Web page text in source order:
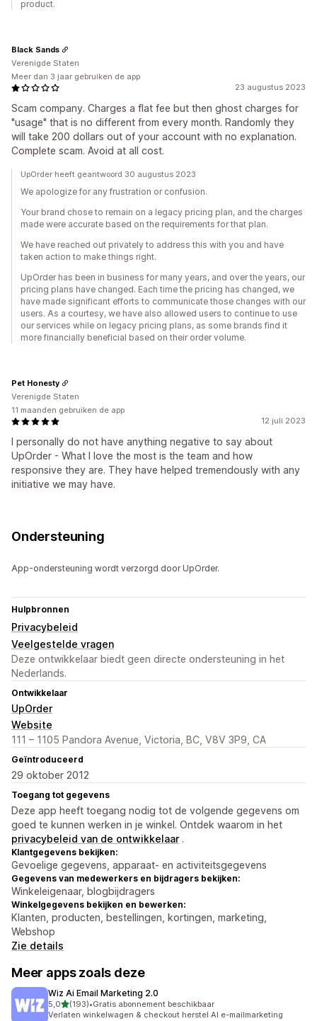
product.
23 augustus 2023
Scam company. Charges a flat fee but then ghost charges for
"usage" that is no different from every month. Randomly they
will take 200 dollars out of your account with no explanation.
Complete scam. Avoid at all cost.
Black Sands
Verenigde Staten
Meer dan 3 jaar gebruiken de app
UpOrder heeft geantwoord 30 augustus 2023
We apologize for any frustration or confusion.
Your brand chose to remain on a legacy pricing plan, and the charges
made were accurate based on the requirements for that plan.
We have reached out privately to address this with you and have
taken action to make things right.
UpOrder has been in business for many years, and over the years, our
pricing plans have changed. Each time the pricing has changed, we
have made significant efforts to communicate those changes with our
users. As a courtesy, we have also allowed users to continue to use
our services while on legacy pricing plans, as some brands find it
more financially beneficial based on their order volume.
12 juli 2023
I personally do not have anything negative to say about
UpOrder - What I love the most is the team and how
responsive they are. They have helped tremendously with any
initiative we may have.
Pet Honesty
Verenigde Staten
11 maanden gebruiken de app
Ondersteuning
App-ondersteuning wordt verzorgd door UpOrder.
Hulpbronnen
Privacybeleid
Veelgestelde vragen
Deze ontwikkelaar biedt geen directe ondersteuning in het
Nederlands.
Ontwikkelaar
UpOrder
Website
111 – 1105 Pandora Avenue, Victoria, BC, V8V 3P9, CA
Geïntroduceerd
29 oktober 2012
Toegang tot gegevens
Deze app heeft toegang nodig tot de volgende gegevens om
goed te kunnen werken in je winkel. Ontdek waarom in het
privacybeleid van de ontwikkelaar .
Klantgegevens bekijken:
Gevoelige gegevens, apparaat- en activiteitsgegevens
Gegevens van medewerkers en bijdragers bekijken:
Winkeleigenaar, blogbijdragers
Winkelgegevens bekijken en bewerken:
Klanten, producten, bestellingen, kortingen, marketing,
Webshop
Zie details
Meer apps zoals deze
Wiz Ai Email Marketing 2.0
5,0van 5 sterren
(193)
193 recensies in totaal
•Gratis abonnement beschikbaar
Verlaten winkelwagen & checkout herstel AI e-mailmarketing